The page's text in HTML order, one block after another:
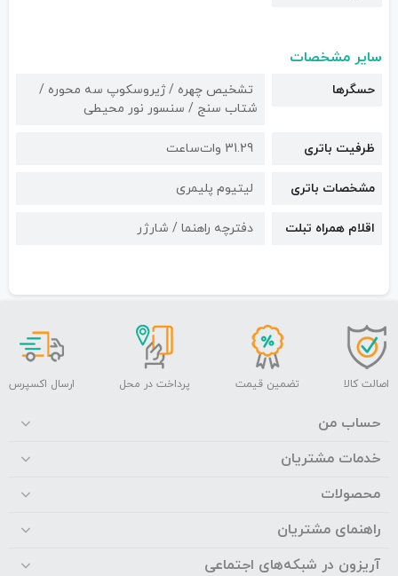
سایر مشخصات
حسگرها
تشخیص چهره / ژیروسکوپ سه محوره /
شتاب سنج / سنسور نور محیطی
ظرفیت باتری 31.29 وات‌ساعت
مشخصات باتری لیتیوم پلیمری
اقلام همراه تبلت دفترچه راهنما / شارژر
اصالت کالا تضمین قیمت پرداخت در محل ارسال اکسپرس
حساب من
خدمات مشتریان
محصولات
راهنمای مشتریان
آریزون در شبکه‌های اجتماعی